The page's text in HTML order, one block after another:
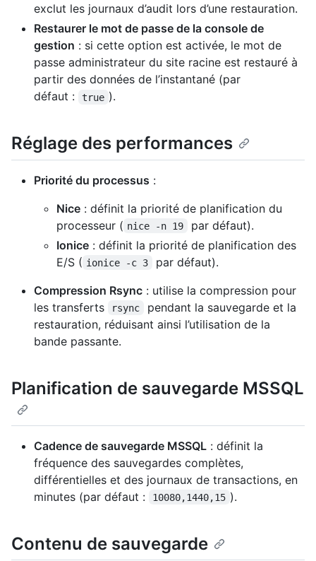
exclut les journaux d’audit lors d’une restauration.
Restaurer le mot de passe de la console de
gestion : si cette option est activée, le mot de
passe administrateur du site racine est restauré à
partir des données de l’instantané (par
défaut :
true ).
Réglage des performances
Priorité du processus :
Nice : définit la priorité de planification du
processeur ( nice -n 19
par défaut).
Ionice : définit la priorité de planification des
E/S ( ionice -c 3
par défaut).
Compression Rsync : utilise la compression pour
les transferts
rsync
pendant la sauvegarde et la
restauration, réduisant ainsi l’utilisation de la
bande passante.
Planification de sauvegarde MSSQL
Cadence de sauvegarde MSSQL : définit la
fréquence des sauvegardes complètes,
différentielles et des journaux de transactions, en
minutes (par défaut :
10080,1440,15 ).
Contenu de sauvegarde